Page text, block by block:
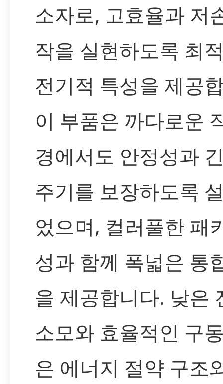
소자로, 고효율과 저
작을 실현하도록 최
전기적 특성을 제공
이 부품은 까다로운
경에서도 안정성과
주기를 보장하도록
었으며, 컬러풀한 패
성과 함께 폭넓은 통
을 제공합니다. 낮은
소모와 효율적인 구
은 에너지 절약 구조